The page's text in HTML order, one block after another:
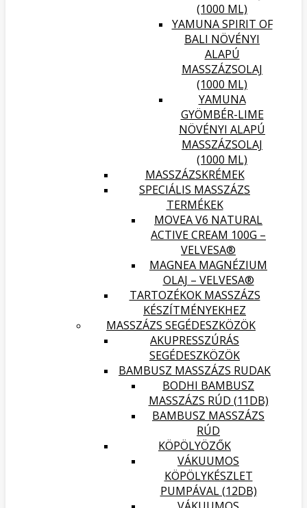
(1000 ML)
YAMUNA SPIRIT OF
BALI NÖVÉNYI
ALAPÚ
MASSZÁZSOLAJ
(1000 ML)
YAMUNA
GYÖMBÉR-LIME
NÖVÉNYI ALAPÚ
MASSZÁZSOLAJ
(1000 ML)
MASSZÁZSKRÉMEK
SPECIÁLIS MASSZÁZS
TERMÉKEK
MOVEA V6 NATURAL
ACTIVE CREAM 100G –
VELVESA®
MAGNEA MAGNÉZIUM
OLAJ – VELVESA®
TARTOZÉKOK MASSZÁZS
KÉSZÍTMÉNYEKHEZ
MASSZÁZS SEGÉDESZKÖZÖK
AKUPRESSZÚRÁS
SEGÉDESZKÖZÖK
BAMBUSZ MASSZÁZS RUDAK
BODHI BAMBUSZ
MASSZÁZS RÚD (11DB)
BAMBUSZ MASSZÁZS
RÚD
KÖPÖLYÖZŐK
VÁKUUMOS
KÖPÖLYKÉSZLET
PUMPÁVAL (12DB)